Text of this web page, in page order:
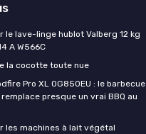
le lave-linge hublot Valberg 12 kg
A W566C
la cocotte toute nue
Pro XL OG850EU : le barbecue
presque un vrai BBQ au
les machines à lait végétal